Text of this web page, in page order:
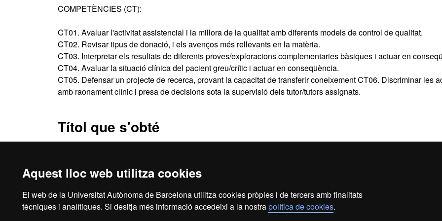
Aquest lloc web utilitza cookies
El web de la Universitat Autònoma de Barcelona utilitza cookies pròpies i de tercers amb finalitats
tècniques i analítiques. Si desitja més informació accedeixi a la nostrapolítica de cookies.
COMPETÈNCIES (CT):
CT01. Avaluar l'activitat assistencial i la millora de la qualitat amb diferents models de control de qualitat.
CT02. Revisar tipus de donació, i els avenços més rellevants en la matèria.
CT03. Interpretar els resultats de diferents proves/exploracions complementaries bàsiques i actuar en
CT04. Avaluar la situació clínica del pacient greu/crític i actuar en conseqüència.
CT05. Defensar un projecte de recerca, provant la capacitat de transferir coneixement CT06. Discriminar les
amb raonament clínic i presa de decisions sota la supervisió dels tutor/tutors assignats.
Títol que s'obté
Inici Avís legal Protecció de dades Sobre el web